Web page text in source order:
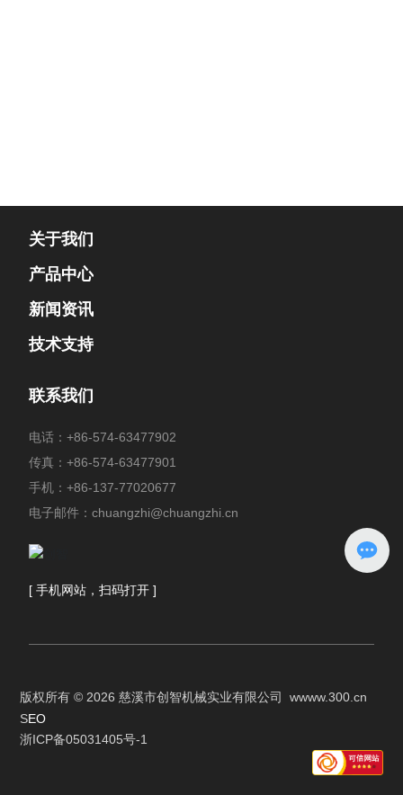
关于我们
产品中心
新闻资讯
技术支持
联系我们
电话：+86-574-63477902
传真：+86-574-63477901
手机：+86-137-77020677
电子邮件：chuangzhi@chuangzhi.cn
[ 手机网站，扫码打开 ]
版权所有 © 2026 慈溪市创智机械实业有限公司wwww.300.cn
SEO
浙ICP备05031405号-1